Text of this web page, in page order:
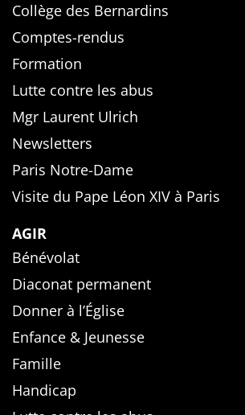
Collège des Bernardins
Comptes-rendus
Formation
Lutte contre les abus
Mgr Laurent Ulrich
Newsletters
Paris Notre-Dame
Visite du Pape Léon XIV à Paris
AGIR
Bénévolat
Diaconat permanent
Donner à l’Église
Enfance & Jeunesse
Famille
Handicap